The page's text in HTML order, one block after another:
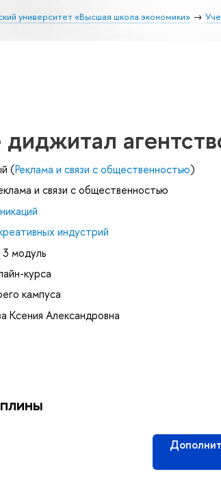
университет «Высшая школа экономики»
(Реклама и связи с общественностью)
и связи с общественностью
индустрий
3 модуль
курса
кампуса
Ксения Александровна